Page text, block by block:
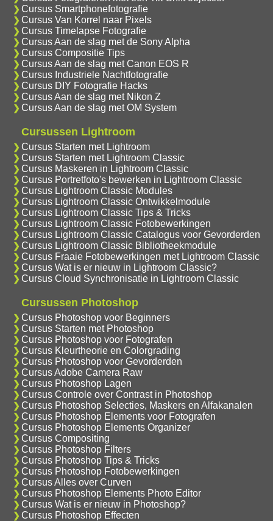
Cursus Smartphonefotografie
Cursus Van Korrel naar Pixels
Cursus Timelapse Fotografie
Cursus Aan de slag met de Sony Alpha
Cursus Compositie Tips
Cursus Aan de slag met Canon EOS R
Cursus Industriele Nachtfotografie
Cursus DIY Fotografie Hacks
Cursus Aan de slag met Nikon Z
Cursus Aan de slag met OM System
Cursussen Lightroom
Cursus Starten met Lightroom
Cursus Starten met Lightroom Classic
Cursus Maskeren in Lightroom Classic
Cursus Portretfoto's bewerken in Lightroom Classic
Cursus Lightroom Classic Modules
Cursus Lightroom Classic Ontwikkelmodule
Cursus Lightroom Classic Tips & Tricks
Cursus Lightroom Classic Fotobewerkingen
Cursus Lightroom Classic Catalogus voor Gevorderden
Cursus Lightroom Classic Bibliotheekmodule
Cursus Fraaie Fotobewerkingen met Lightroom Classic
Cursus Wat is er nieuw in Lightroom Classic?
Cursus Cloud Synchronisatie in Lightroom Classic
Cursussen Photoshop
Cursus Photoshop voor Beginners
Cursus Starten met Photoshop
Cursus Photoshop voor Fotografen
Cursus Kleurtheorie en Colorgrading
Cursus Photoshop voor Gevorderden
Cursus Adobe Camera Raw
Cursus Photoshop Lagen
Cursus Controle over Contrast in Photoshop
Cursus Photoshop Selecties, Maskers en Alfakanalen
Cursus Photoshop Elements voor Fotografen
Cursus Photoshop Elements Organizer
Cursus Compositing
Cursus Photoshop Filters
Cursus Photoshop Tips & Tricks
Cursus Photoshop Fotobewerkingen
Cursus Alles over Curven
Cursus Photoshop Elements Photo Editor
Cursus Wat is er nieuw in Photoshop?
Cursus Photoshop Effecten